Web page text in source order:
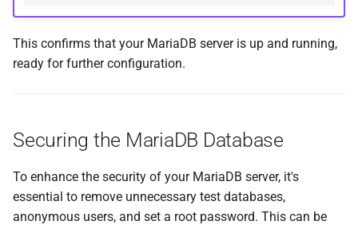
This confirms that your MariaDB server is up and running,
ready for further configuration.
Securing the MariaDB Database
To enhance the security of your MariaDB server, it's
essential to remove unnecessary test databases,
anonymous users, and set a root password. This can be